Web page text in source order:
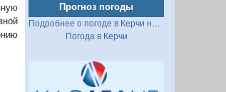
Прогноз погоды
Подробнее о погоде в Керчи на 2 недели
Погода в Керчи